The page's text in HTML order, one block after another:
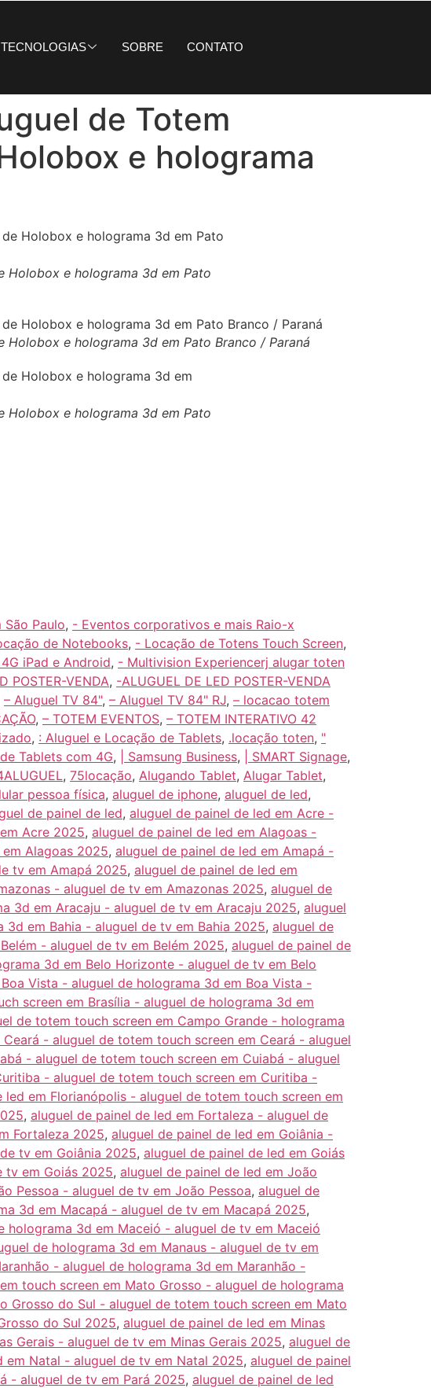
TECNOLOGIAS SOBRE CONTATO
de Totem
e holograma
Holobox e holograma 3d em Pato
e holograma 3d em Pato Branco / Paraná
Holobox e holograma 3d em Pato
Paulo, - Eventos corporativos e mais Raio-x
de Notebooks, - Locação de Totens Touch Screen,
iPad e Android, - Multivision Experiencerj alugar toten
POSTER-VENDA, -ALUGUEL DE LED POSTER-VENDA
– Aluguel TV 84", – Aluguel TV 84" RJ, – locacao totem
, – TOTEM EVENTOS, – TOTEM INTERATIVO 42
, : Aluguel e Locação de Tablets, .locação toten, "
de Tablets com 4G, | Samsung Business, | SMART Signage,
, 75locação, Alugando Tablet, Alugar Tablet,
pessoa física, aluguel de iphone, aluguel de led,
de painel de led, aluguel de painel de led em Acre -
Acre 2025, aluguel de painel de led em Alagoas -
Alagoas 2025, aluguel de painel de led em Amapá -
tv em Amapá 2025, aluguel de painel de led em
- aluguel de tv em Amazonas 2025, aluguel de
3d em Aracaju - aluguel de tv em Aracaju 2025, aluguel
em Bahia - aluguel de tv em Bahia 2025, aluguel de
- aluguel de tv em Belém 2025, aluguel de painel de
3d em Belo Horizonte - aluguel de tv em Belo
Vista - aluguel de holograma 3d em Boa Vista -
screen em Brasília - aluguel de holograma 3d em
de totem touch screen em Campo Grande - holograma
- aluguel de totem touch screen em Ceará - aluguel
- aluguel de totem touch screen em Cuiabá - aluguel
- aluguel de totem touch screen em Curitiba -
led em Florianópolis - aluguel de totem touch screen em
, aluguel de painel de led em Fortaleza - aluguel de
Fortaleza 2025, aluguel de painel de led em Goiânia -
tv em Goiânia 2025, aluguel de painel de led em Goiás
tv em Goiás 2025, aluguel de painel de led em João
Pessoa - aluguel de tv em João Pessoa, aluguel de
3d em Macapá - aluguel de tv em Macapá 2025,
3d em Maceió - aluguel de tv em Maceió
de holograma 3d em Manaus - aluguel de tv em
- aluguel de holograma 3d em Maranhão -
touch screen em Mato Grosso - aluguel de holograma
Grosso do Sul - aluguel de totem touch screen em Mato
do Sul 2025, aluguel de painel de led em Minas
Gerais - aluguel de tv em Minas Gerais 2025, aluguel de
Natal - aluguel de tv em Natal 2025, aluguel de painel
- aluguel de tv em Pará 2025, aluguel de painel de led